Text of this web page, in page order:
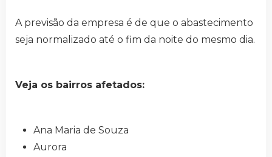
A previsão da empresa é de que o abastecimento
seja normalizado até o fim da noite do mesmo dia.
Veja os bairros afetados:
Ana Maria de Souza
Aurora